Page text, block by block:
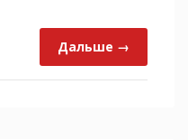
Дальше →